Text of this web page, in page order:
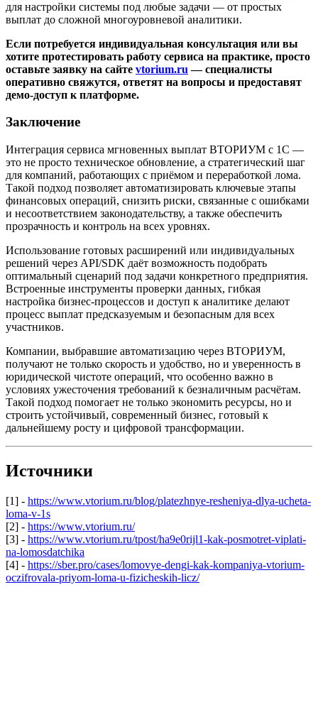
для настройки системы под любые задачи — от простых
выплат до сложной многоуровневой аналитики.
Если потребуется индивидуальная консультация или вы
хотите протестировать работу сервиса на практике, просто
оставьте заявку на сайте vtorium.ru — специалисты
оперативно свяжутся, ответят на вопросы и предоставят
демо-доступ к платформе.
Заключение
Интеграция сервиса мгновенных выплат ВТОРИУМ с 1С —
это не просто техническое обновление, а стратегический шаг
для компаний, работающих с приёмом и переработкой лома.
Такой подход позволяет автоматизировать ключевые этапы
финансовых операций, снизить риски, связанные с ошибками
и несоответствием законодательству, а также обеспечить
прозрачность и контроль на всех уровнях.
Использование готовых расширений или индивидуальных
решений через API/SDK даёт возможность подобрать
оптимальный сценарий под задачи конкретного предприятия.
Встроенные инструменты проверки данных, гибкая
настройка бизнес-процессов и доступ к аналитике делают
процесс выплат предсказуемым и безопасным для всех
участников.
Компании, выбравшие автоматизацию через ВТОРИУМ,
получают не только скорость и удобство, но и уверенность в
юридической чистоте операций, что особенно важно в
условиях ужесточения требований к безналичным расчётам.
Такой подход помогает не только экономить ресурсы, но и
строить устойчивый, современный бизнес, готовый к
дальнейшему росту и цифровой трансформации.
Источники
[1] - https://www.vtorium.ru/blog/platezhnye-resheniya-dlya-ucheta-
loma-v-1s
[2] - https://www.vtorium.ru/
[3] - https://www.vtorium.ru/tpost/ha9e0rijl1-kak-posmotret-viplati-
na-lomosdatchika
[4] - https://sber.pro/cases/lomovye-dengi-kak-kompaniya-vtorium-
oczifrovala-priyom-loma-u-fizicheskih-licz/